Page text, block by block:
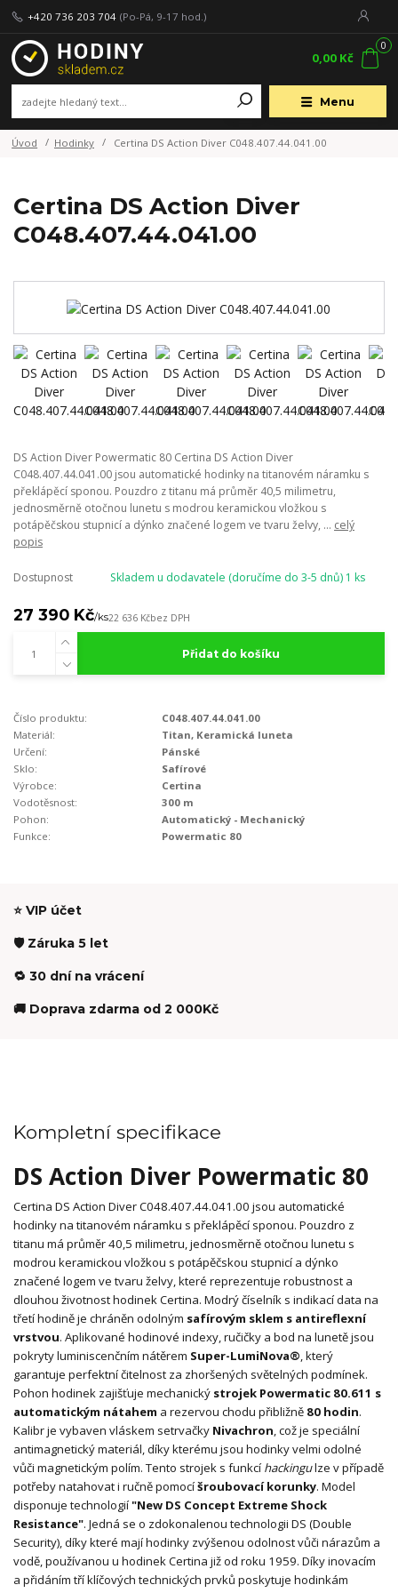
Menu
+420 736 203 704 (Po-Pá, 9-17 hod.)
0
0,00 Kč
Úvod Hodinky Certina DS Action Diver C048.407.44.041.00
Certina DS Action Diver
C048.407.44.041.00
DS Action Diver Powermatic 80 Certina DS Action Diver
C048.407.44.041.00 jsou automatické hodinky na titanovém náramku s
překlápěcí sponou. Pouzdro z titanu má průměr 40,5 milimetru,
jednosměrně otočnou lunetu s modrou keramickou vložkou s
potápěčskou stupnicí a dýnko značené logem ve tvaru želvy, ... celý
popis
Dostupnost Skladem u dodavatele (doručíme do 3-5 dnů) 1 ks
27 390 Kč/ks22 636 Kčbez DPH
Přidat do košíku
Číslo produktu:
C048.407.44.041.00
Materiál:
Titan, Keramická luneta
Určení:
Pánské
Sklo:
Safírové
Výrobce:
Certina
Vodotěsnost:
300 m
Pohon:
Automatický - Mechanický
Funkce:
Powermatic 80
⭐ VIP účet
🛡️ Záruka 5 let
🔁 30 dní na vrácení
🚚 Doprava zdarma od 2 000Kč
Kompletní specifikace
DS Action Diver Powermatic 80
Certina DS Action Diver C048.407.44.041.00 jsou automatické
hodinky na titanovém náramku s překlápěcí sponou. Pouzdro z
titanu má průměr 40,5 milimetru, jednosměrně otočnou lunetu s
modrou keramickou vložkou s potápěčskou stupnicí a dýnko
značené logem ve tvaru želvy, které reprezentuje robustnost a
dlouhou životnost hodinek Certina. Modrý číselník s indikací data na
třetí hodině je chráněn odolným safírovým sklem s antireflexní
vrstvou. Aplikované hodinové indexy, ručičky a bod na lunetě jsou
pokryty luminiscenčním nátěrem Super-LumiNova®, který
garantuje perfektní čitelnost za zhoršených světelných podmínek.
Pohon hodinek zajišťuje mechanický strojek Powermatic 80.611 s
automatickým nátahem a rezervou chodu přibližně 80 hodin.
Kalibr je vybaven vláskem setrvačky Nivachron, což je speciální
antimagnetický materiál, díky kterému jsou hodinky velmi odolné
vůči magnetickým polím. Tento strojek s funkcí hackingulze v případě
potřeby natahovat i ručně pomocíšroubovací korunky. Model
disponuje technologií"New DS Concept Extreme Shock
Resistance". Jedná se o zdokonalenou technologii DS (Double
Security), díky které mají hodinky zvýšenou odolnost vůči nárazům a
vodě, používanou u hodinek Certina již od roku 1959. Díky inovacím
a přidáním tří klíčových technických prvků poskytuje hodinkám